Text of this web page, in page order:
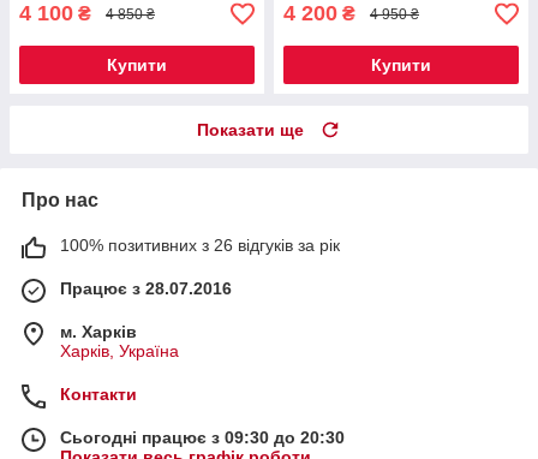
4 100 ₴ 4 850 ₴
Купити
4 200 ₴ 4 950 ₴
Купити
Показати ще
Про нас
100% позитивних з 26 відгуків за рік
Працює з 28.07.2016
м. Харків
Харків, Україна
Контакти
Сьогодні працює з 09:30 до 20:30